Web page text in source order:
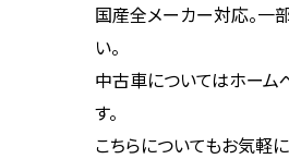
国産全メーカー対応。一
い。
中古車についてはホーム
す。
こちらについてもお気軽